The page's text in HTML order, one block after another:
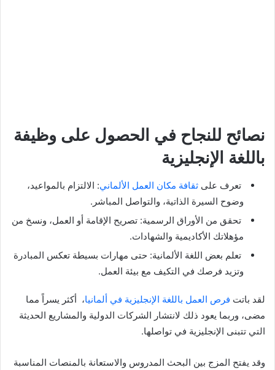
نصائح للنجاح في الحصول على وظيفة
باللغة الإنجليزية
تعرف على ثقافة مكان العمل الألماني: الالتزام بالمواعيد،
وضوح السيرة الذاتية، والتواصل المباشر.
تحقق من الأوراق الرسمية: تصريح الإقامة أو العمل، ونسخ من
مؤهلاتك الأكاديمية والشهادات.
تعلم بعض اللغة الألمانية: حتى مهارات بسيطة تعكس المبادرة
وتزيد فرصك في التكيف مع بيئة العمل.
لقد باتت فرص العمل باللغة الإنجليزية في ألمانيا، أكثر يسراً مما
مضى، وربما يعود ذلك لانتشار الشركات الدولية والمشاريع الحديثة
التي تتبنى الإنجليزية في تواصلها.
وقد يفتح المزج بين البحث المدروس والاستعانة بالمنصات المناسبة